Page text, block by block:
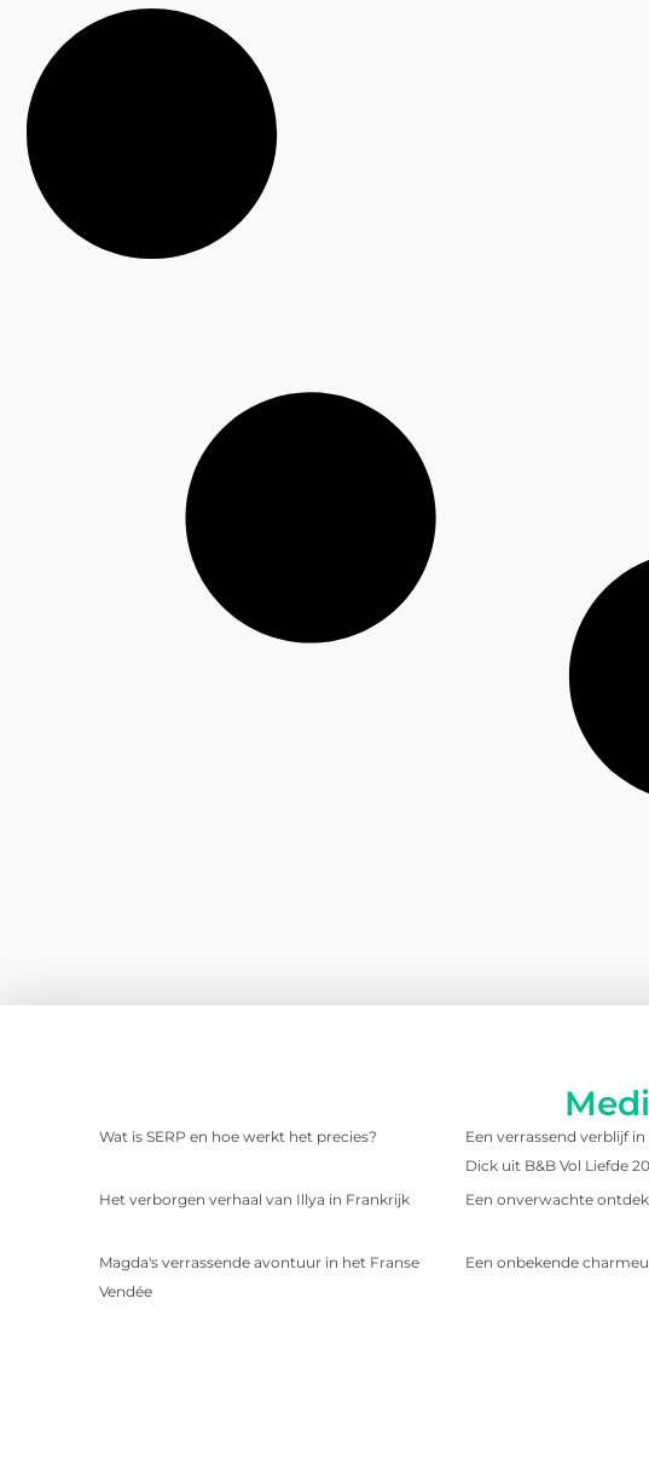
Wat is SERP en hoe werkt het precies?
Een verrassend verblijf
Dick uit B&B Vol Liefde
Het verborgen verhaal van Illya in Frankrijk Een onverwachte
Magda's verrassende avontuur in het Franse
Vendée
Een onbekende